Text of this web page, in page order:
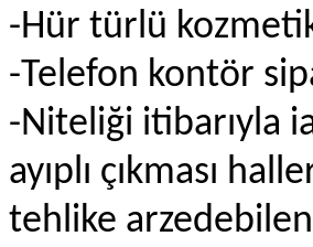
-Hür türlü
-Telefon kontör
-Niteliği itibarıyla
ayıplı çıkması
tehlike